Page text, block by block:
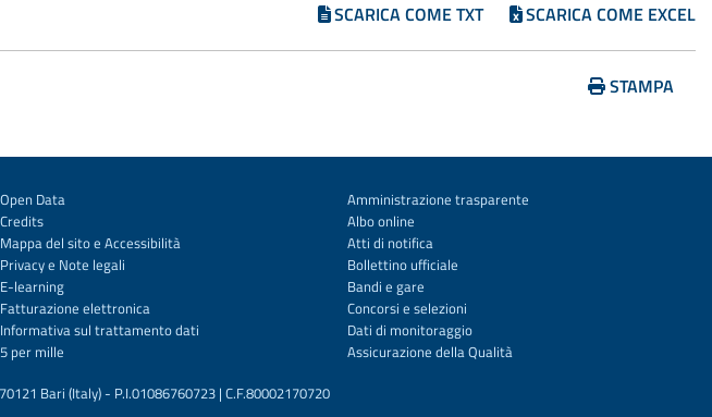
SCARICA COME TXT SCARICA COME EXCEL
STAMPA
Open Data
Credits
Mappa del sitoe Accessibilità
Privacye Note legali
E-learning
Fatturazione elettronica
Informativa sul trattamento dati
5 per mille
Amministrazione trasparente
Albo online
Atti di notifica
Bollettino ufficiale
Bandi e gare
Concorsi e selezioni
Dati di monitoraggio
Assicurazione della Qualità
Bari (Italy) - P.I.01086760723 | C.F.80002170720